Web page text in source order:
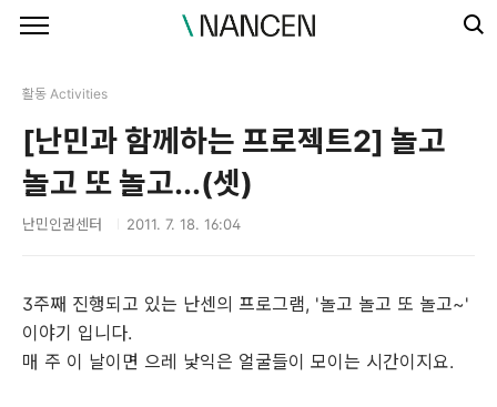
활동 Activities
[난민과 함께하는 프로젝트2] 놀고
놀고 또 놀고...(셋)
난민인권센터 2011. 7. 18. 16:04
3주째 진행되고 있는 난센의 프로그램, '놀고 놀고 또 놀고~'
이야기 입니다.
매 주 이 날이면 으레 낯익은 얼굴들이 모이는 시간이지요.